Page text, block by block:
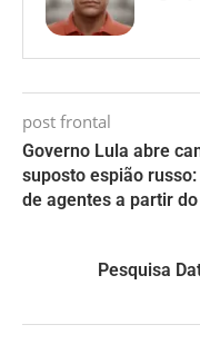
post frontal
Governo Lula abre
suposto espião russo:
de agentes a partir
Pesquisa